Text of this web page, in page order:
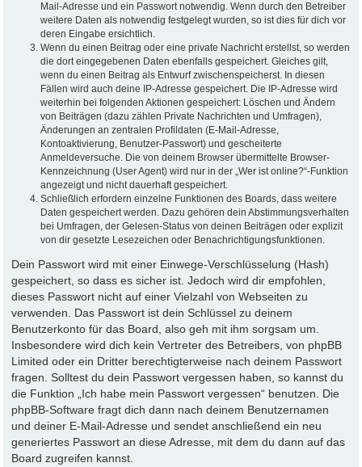
Mail-Adresse und ein Passwort notwendig. Wenn durch den Betreiber
weitere Daten als notwendig festgelegt wurden, so ist dies für dich vor
deren Eingabe ersichtlich.
Wenn du einen Beitrag oder eine private Nachricht erstellst, so werden
die dort eingegebenen Daten ebenfalls gespeichert. Gleiches gilt,
wenn du einen Beitrag als Entwurf zwischenspeicherst. In diesen
Fällen wird auch deine IP-Adresse gespeichert. Die IP-Adresse wird
weiterhin bei folgenden Aktionen gespeichert: Löschen und Ändern
von Beiträgen (dazu zählen Private Nachrichten und Umfragen),
Änderungen an zentralen Profildaten (E-Mail-Adresse,
Kontoaktivierung, Benutzer-Passwort) und gescheiterte
Anmeldeversuche. Die von deinem Browser übermittelte Browser-
Kennzeichnung (User Agent) wird nur in der „Wer ist online?“-Funktion
angezeigt und nicht dauerhaft gespeichert.
Schließlich erfordern einzelne Funktionen des Boards, dass weitere
Daten gespeichert werden. Dazu gehören dein Abstimmungsverhalten
bei Umfragen, der Gelesen-Status von deinen Beiträgen oder explizit
von dir gesetzte Lesezeichen oder Benachrichtigungsfunktionen.
Dein Passwort wird mit einer Einwege-Verschlüsselung (Hash)
gespeichert, so dass es sicher ist. Jedoch wird dir empfohlen,
dieses Passwort nicht auf einer Vielzahl von Webseiten zu
verwenden. Das Passwort ist dein Schlüssel zu deinem
Benutzerkonto für das Board, also geh mit ihm sorgsam um.
Insbesondere wird dich kein Vertreter des Betreibers, von phpBB
Limited oder ein Dritter berechtigterweise nach deinem Passwort
fragen. Solltest du dein Passwort vergessen haben, so kannst du
die Funktion „Ich habe mein Passwort vergessen“ benutzen. Die
phpBB-Software fragt dich dann nach deinem Benutzernamen
und deiner E-Mail-Adresse und sendet anschließend ein neu
generiertes Passwort an diese Adresse, mit dem du dann auf das
Board zugreifen kannst.